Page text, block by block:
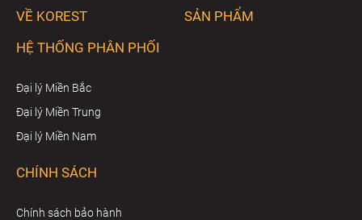
VỀ KOREST
SẢN PHẨM
HỆ THỐNG PHÂN PHỐI
Đại lý Miền Bắc
Đại lý Miền Trung
Đại lý Miền Nam
CHÍNH SÁCH
Chính sách bảo hành